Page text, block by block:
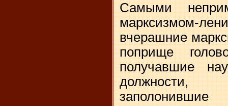
Самыми
вчерашние
поприще
получавшие
должности,